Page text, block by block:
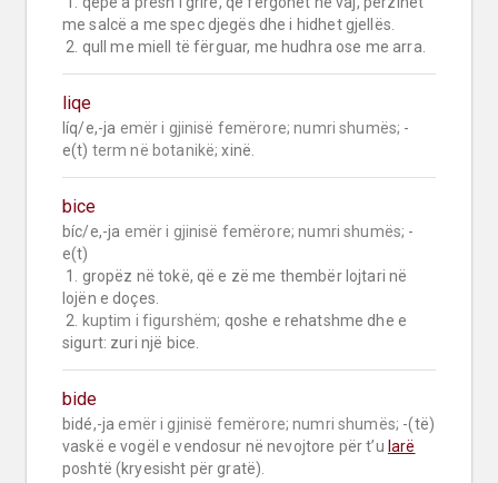
me salcë a me spec djegës dhe i hidhet gjellës.
2. qull me miell të fërguar, me hudhra ose me arra.
liqe
líq/e,-ja emër i gjinisë femërore; numri shumës; -
e(t) term në botanikë; xinë.
bice
bíc/e,-ja emër i gjinisë femërore; numri shumës; -
e(t)
lojën e doçes.
2.
kuptim i figurshëm; qoshe e rehatshme dhe e
sigurt: zuri një bice.
bide
bidé,-ja emër i gjinisë femërore; numri shumës; -(të)
vaskë e vogël e vendosur në nevojtore për t’u larë
poshtë (kryesisht për gratë).